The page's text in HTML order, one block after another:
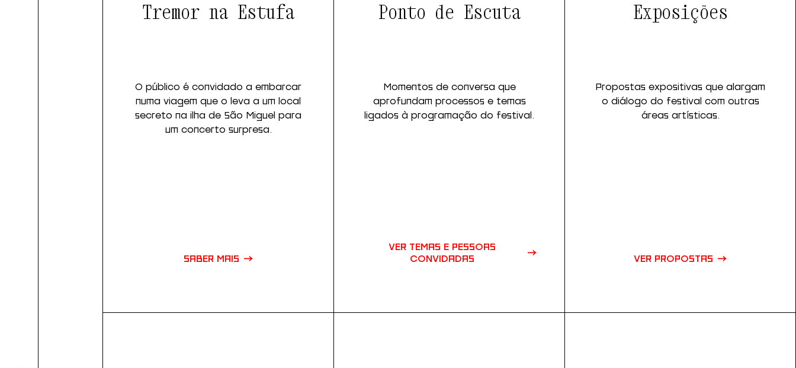
Tremor na Estufa
O público é convidado a embarcar
numa viagem que o leva a um local
secreto na ilha de São Miguel para
um concerto surpresa.
SABER MAIS
Ponto de Escuta
Momentos de conversa que
aprofundam processos e temas
ligados à programação do festival.
VER TEMAS E PESSOAS
CONVIDADAS
Exposições
Propostas expositivas que alargam
o diálogo do festival com outras
áreas artísticas.
VER PROPOSTAS